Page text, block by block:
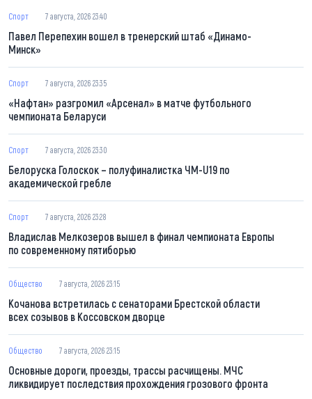
Спорт 7 августа, 2026 23:40
Павел Перепехин вошел в тренерский штаб «Динамо-
Минск»
Спорт 7 августа, 2026 23:35
«Нафтан» разгромил «Арсенал» в матче футбольного
чемпионата Беларуси
Спорт 7 августа, 2026 23:30
Белоруска Голоскок – полуфиналистка ЧМ-U19 по
академической гребле
Спорт 7 августа, 2026 23:28
Владислав Мелкозеров вышел в финал чемпионата Европы
по современному пятиборью
Общество 7 августа, 2026 23:15
Кочанова встретилась с сенаторами Брестской области
всех созывов в Коссовском дворце
Общество 7 августа, 2026 23:15
Основные дороги, проезды, трассы расчищены. МЧС
ликвидирует последствия прохождения грозового фронта